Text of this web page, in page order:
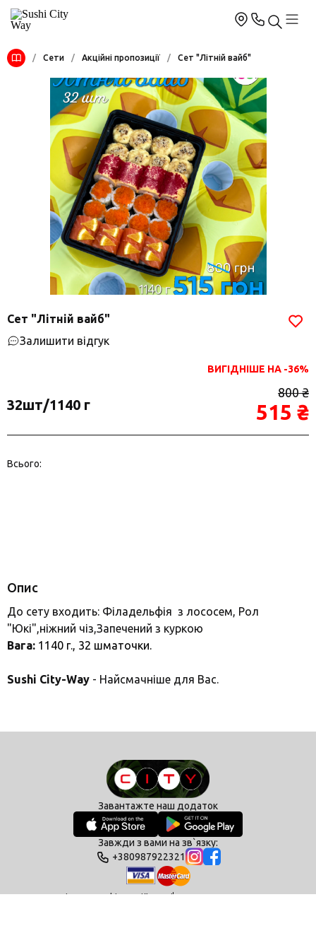
/ Сети / Акційні пропозиції / Сет "Літній вайб"
Сет "Літній вайб"
Залишити відгук
ВИГІДНІШЕ НА -36%
32шт/1140 г
800 ₴
515 ₴
Всього:
Опис
До сету входить: Філадельфія з лососем, Рол
"Юкі",ніжний чіз,Запечений з куркою
Вага: 1140 г., 32 шматочки.
Sushi City-Way - Найсмачніше для Вас.
Завантажте наш додаток
Завжди з вами на зв`язку:
+380987922321
Політика конфіденційностіУмови користування